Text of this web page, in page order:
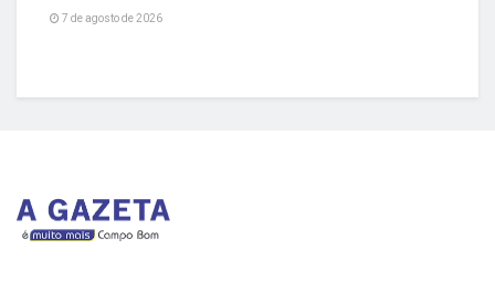
7 de agosto de 2026